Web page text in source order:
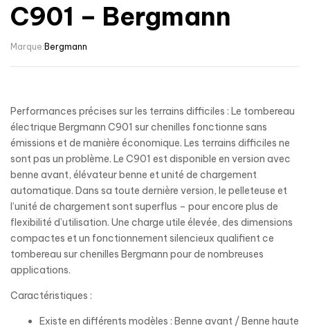
C901 – Bergmann
Marque: Bergmann
Performances précises sur les terrains difficiles : Le tombereau
électrique Bergmann C901 sur chenilles fonctionne sans
émissions et de manière économique. Les terrains difficiles ne
sont pas un problème. Le C901 est disponible en version avec
benne avant, élévateur benne et unité de chargement
automatique. Dans sa toute dernière version, le pelleteuse et
l’unité de chargement sont superflus – pour encore plus de
flexibilité d’utilisation. Une charge utile élevée, des dimensions
compactes et un fonctionnement silencieux qualifient ce
tombereau sur chenilles Bergmann pour de nombreuses
applications.
Caractéristiques :
Existe en différents modèles : Benne avant / Benne haute